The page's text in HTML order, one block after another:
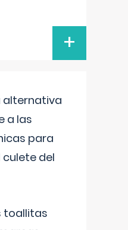
+
alternativa
a las
para
culete del
toallitas